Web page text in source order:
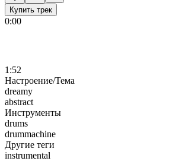
Купить трек
0:00
1:52
Настроение/Тема
dreamy
abstract
Инструменты
drums
drummachine
Другие теги
instrumental